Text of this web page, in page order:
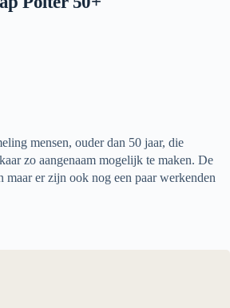
mensen, ouder dan 50 jaar, die
zo aangenaam mogelijk te maken. De
maar er zijn ook nog een paar werkenden